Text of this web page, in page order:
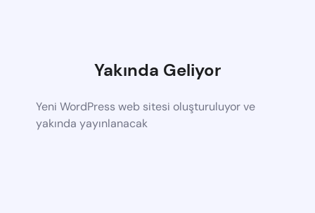
Yakında Geliyor
Yeni WordPress web sitesi oluşturuluyor ve
yakında yayınlanacak